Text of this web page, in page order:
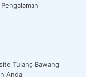
Tulang Bawang
Anda